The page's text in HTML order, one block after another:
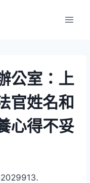
公室：上
官姓名和
心得不妥